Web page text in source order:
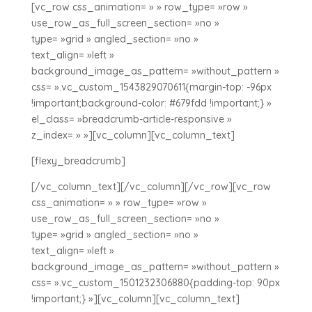
[vc_row css_animation= » » row_type= »row »
use_row_as_full_screen_section= »no »
type= »grid » angled_section= »no »
text_align= »left »
background_image_as_pattern= »without_pattern »
css= ».vc_custom_1543829070611{margin-top: -96px
!important;background-color: #679fdd !important;} »
el_class= »breadcrumb-article-responsive »
z_index= » »][vc_column][vc_column_text]
[flexy_breadcrumb]
[/vc_column_text][/vc_column][/vc_row][vc_row
css_animation= » » row_type= »row »
use_row_as_full_screen_section= »no »
type= »grid » angled_section= »no »
text_align= »left »
background_image_as_pattern= »without_pattern »
css= ».vc_custom_1501232306880{padding-top: 90px
!important;} »][vc_column][vc_column_text]